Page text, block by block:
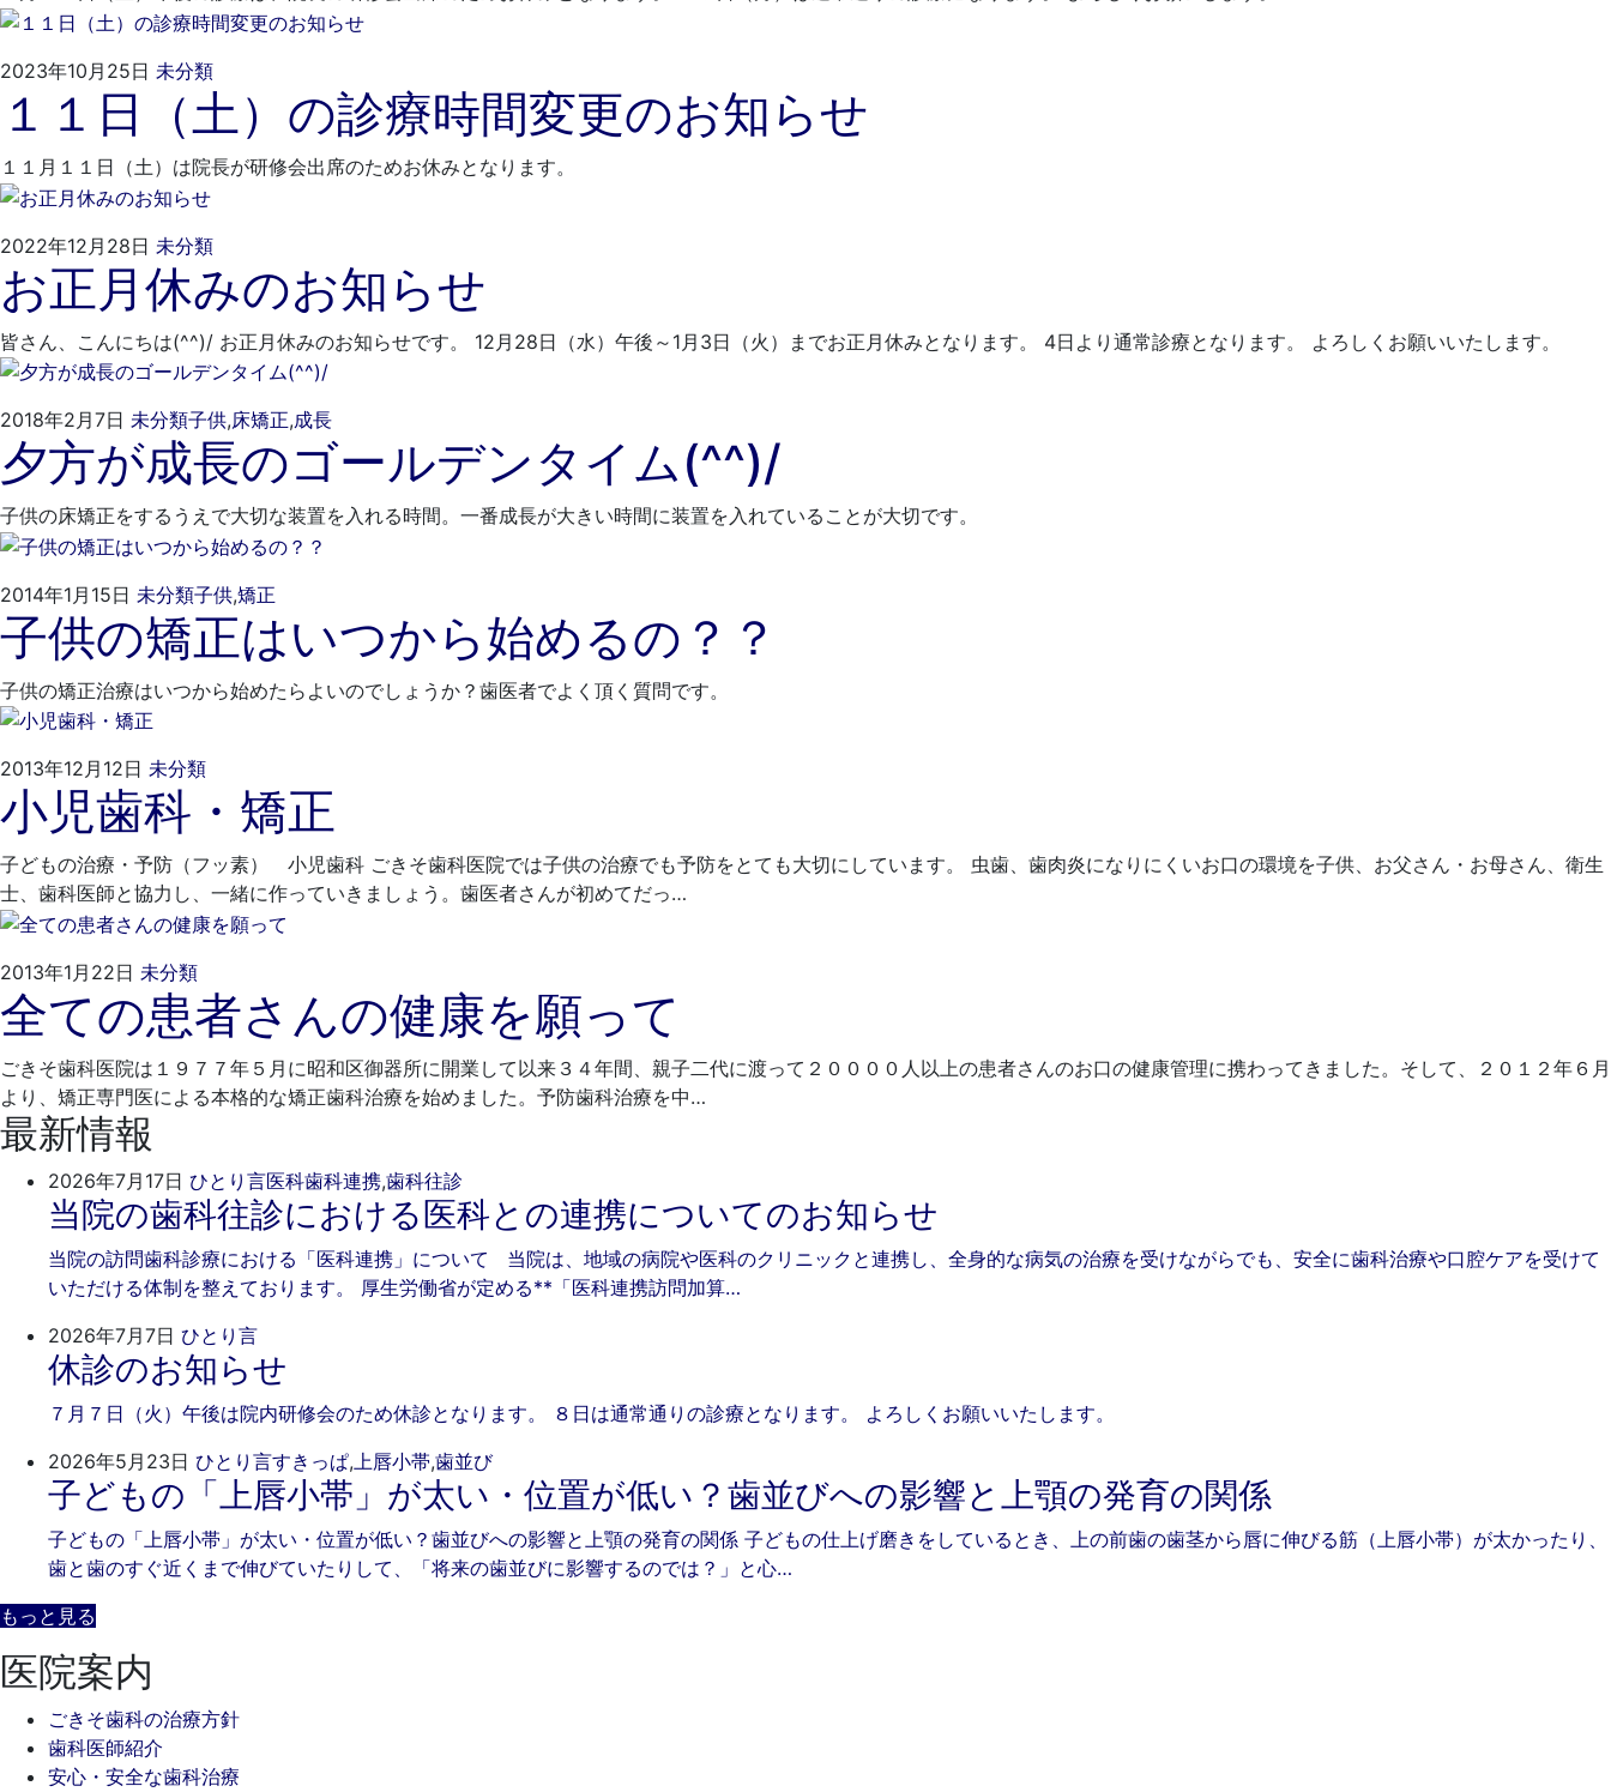
27
日
科
2023年10月25日 未分類2024
年
1
月
26
ご
き
そ
歯
科
１１日（土）の診療時間変更のお知らせ
１１月１１日（土）は院長が研修会出席のためお休みとなります。
2022年12月28日 未分類2022
年
12
月
28
日
ご
き
そ
歯
科
お正月休みのお知らせ
皆さん、こんにちは(^^)/ お正月休みのお知らせです。 12月28日（水）午後～1月3日（火）までお正月休みとなります。 4日より通常診療となります。 よろしくお願いいたします。
2018年2月7日 未分類子供,床矯正,成長2022
年
月
15
ご
き
歯
科
夕方が成長のゴールデンタイム(^^)/
子供の床矯正をするうえで大切な装置を入れる時間。一番成長が大きい時間に装置を入れていることが大切です。
2014年1月15日 未分類子供,矯正
年
3
月
15
き
そ
歯
科
子供の矯正はいつから始めるの？？
子供の矯正治療はいつから始めたらよいのでしょうか？歯医者でよく頂く質問です。
2013年12月12日 未分類2022
月
日
ご
歯
小児歯科・矯正
子どもの治療・予防（フッ素） 小児歯科 ごきそ歯科医院では子供の治療でも予防をとても大切にしています。 虫歯、歯肉炎になりにくいお口の環境を子供、お父さん・お母さん、衛生
士、歯科医師と協力し、一緒に作っていきましょう。歯医者さんが初めてだっ…
2013年1月22日 未分類2022
年
3
月
15
ご
き
そ
歯
科
全ての患者さんの健康を願って
ごきそ歯科医院は１９７７年５月に昭和区御器所に開業して以来３４年間、親子二代に渡って２００００人以上の患者さんのお口の健康管理に携わってきました。そして、２０１２年６月
より、矯正専門医による本格的な矯正歯科治療を始めました。予防歯科治療を中…
最新情報
2026年7月17日 ひとり言医科歯科連携,歯科往診
年
7
月
17
き
そ
歯
科
当院の歯科往診における医科との連携についてのお知らせ
当院の訪問歯科診療における「医科連携」について 当院は、地域の病院や医科のクリニックと連携し、全身的な病気の治療を受けながらでも、安全に歯科治療や口腔ケアを受けて
いただける体制を整えております。 厚生労働省が定める**「医科連携訪問加算…
2026年7月7日 ひとり言2026
年
7
月
7
日
ご
き
そ
歯
科
休診のお知らせ
７月７日（火）午後は院内研修会のため休診となります。 ８日は通常通りの診療となります。 よろしくお願いいたします。
2026年5月23日 ひとり言すきっぱ,上唇小帯,歯並び2026
年
月
23
ご
き
歯
科
子どもの「上唇小帯」が太い・位置が低い？歯並びへの影響と上顎の発育の関係
子どもの「上唇小帯」が太い・位置が低い？歯並びへの影響と上顎の発育の関係 子どもの仕上げ磨きをしているとき、上の前歯の歯茎から唇に伸びる筋（上唇小帯）が太かったり、
歯と歯のすぐ近くまで伸びていたりして、「将来の歯並びに影響するのでは？」と心…
もっと見る
医院案内
ごきそ歯科の治療方針
歯科医師紹介
安心・安全な歯科治療